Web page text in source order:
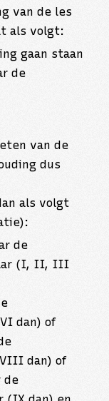
van de les
als volgt:
gaan staan
de
van de
dus
als volgt
de
(I, II, III
dan) of
dan) of
de